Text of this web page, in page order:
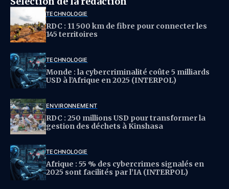
TECHNOLOGIE
RDC : 11 500 km de fibre pour connecter les
145 territoires
TECHNOLOGIE
Monde : la cybercriminalité coûte 5 milliards
USD à l’Afrique en 2025 (INTERPOL)
ENVIRONNEMENT
RDC : 250 millions USD pour transformer la
gestion des déchets à Kinshasa
TECHNOLOGIE
Afrique : 55 % des cybercrimes signalés en
2025 sont facilités par l’IA (INTERPOL)